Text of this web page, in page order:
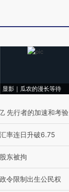
显影｜瓜农的漫长等待
先行者的加速和考验
率连日升破6.75
东被拘
令限制出生公民权